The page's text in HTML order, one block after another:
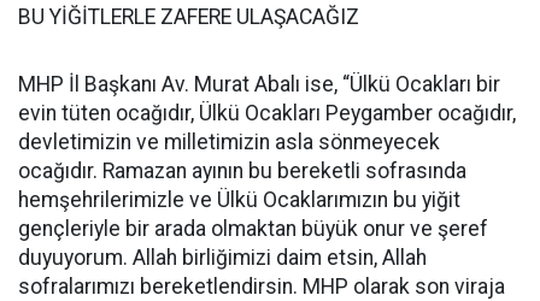
BU YİĞİTLERLE ZAFERE ULAŞACAĞIZ
MHP İl Başkanı Av. Murat Abalı ise, “Ülkü Ocakları bir
evin tüten ocağıdır, Ülkü Ocakları Peygamber ocağıdır,
devletimizin ve milletimizin asla sönmeyecek
ocağıdır. Ramazan ayının bu bereketli sofrasında
hemşehrilerimizle ve Ülkü Ocaklarımızın bu yiğit
gençleriyle bir arada olmaktan büyük onur ve şeref
duyuyorum. Allah birliğimizi daim etsin, Allah
sofralarımızı bereketlendirsin. MHP olarak son viraja